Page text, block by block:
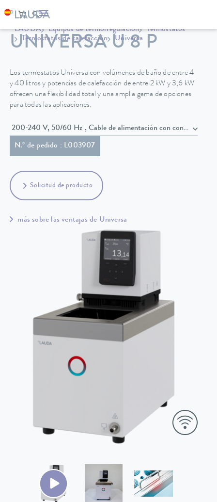
LAUDA Equipos de termorregulación
Termostatos
Termostatos de calefacción
Universa
UNIVERSA U 8 P
Los termostatos Universa con volúmenes de baño de entre 4
y 40 litros y potencias de calefacción de entre 2 kW y 3,6 kW
ofrecen una flexibilidad total y una amplia gama de opciones
para todas las aplicaciones.
200-240 V, 50/60 Hz , Cable de alimentación con
N.º de pedido : L003907
Solicitud de producto
más sobre las ventajas de Universa